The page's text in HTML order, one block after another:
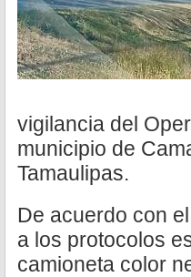
vigilancia del
municipio de
Tamaulipas.
De acuerdo con
a los protocolos
camioneta color